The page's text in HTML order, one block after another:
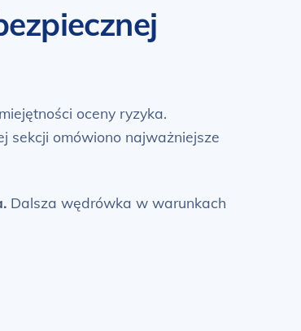
oceny ryzyka.
sekcji omówiono najważniejsze
Dalsza wędrówka w warunkach